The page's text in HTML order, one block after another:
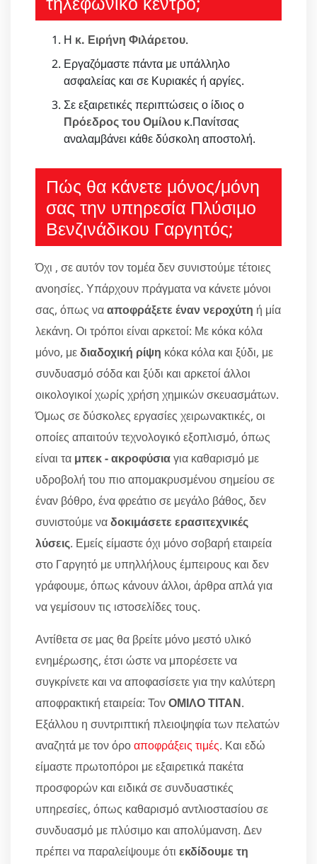
Η κ. Ειρήνη Φιλάρετου.
Εργαζόμαστε πάντα με υπάλληλο
ασφαλείας και σε Κυριακές ή αργίες.
Σε εξαιρετικές περιπτώσεις ο ίδιος ο
Πρόεδρος του Ομίλου κ.Πανίτσας
αναλαμβάνει κάθε δύσκολη αποστολή.
Πώς θα κάνετε μόνος/μόνη
σας την υπηρεσία Πλύσιμο
Βενζινάδικου Γαργητός;
Όχι , σε αυτόν τον τομέα δεν συνιστούμε τέτοιες
ανοησίες. Υπάρχουν πράγματα να κάνετε μόνοι
σας, όπως νααποφράξετε έναν νεροχύτη ή μία
λεκάνη. Οι τρόποι είναι αρκετοί: Με κόκα κόλα
μόνο, μεδιαδοχική ρίψη κόκα κόλα και ξύδι, με
συνδυασμό σόδα και ξύδι και αρκετοί άλλοι
οικολογικοί χωρίς χρήση χημικών σκευασμάτων.
Όμως σε δύσκολες εργασίες χειρωνακτικές, οι
οποίες απαιτούν τεχνολογικό εξοπλισμό, όπως
είναι τα μπεκ - ακροφύσιαγια καθαρισμό με
υδροβολή του πιο απομακρυσμένου σημείου σε
έναν βόθρο, ένα φρεάτιο σε μεγάλο βάθος, δεν
συνιστούμε ναδοκιμάσετε ερασιτεχνικές
λύσεις. Εμείς είμαστε όχι μόνο σοβαρή εταιρεία
στο Γαργητό με υπηλλήλους έμπειρους και δεν
γράφουμε, όπως κάνουν άλλοι, άρθρα απλά για
να γεμίσουν τις ιστοσελίδες τους.
Αντίθετα σε μας θα βρείτε μόνο μεστό υλικό
ενημέρωσης, έτσι ώστε να μπορέσετε να
συγκρίνετε και να αποφασίσετε για την καλύτερη
αποφρακτική εταιρεία: ΤονΟΜΙΛΟ ΤΙΤΑΝ.
Εξάλλου η συντριπτική πλειοψηφία των πελατών
αναζητά με τον όροαποφράξεις τιμές. Και εδώ
είμαστε πρωτοπόροι με εξαιρετικά πακέτα
προσφορών και ειδικά σε συνδυαστικές
υπηρεσίες, όπως καθαρισμό αντλιοστασίου σε
συνδυασμό με πλύσιμο και απολύμανση. Δεν
πρέπει να παραλείψουμε ότι εκδίδουμε τη